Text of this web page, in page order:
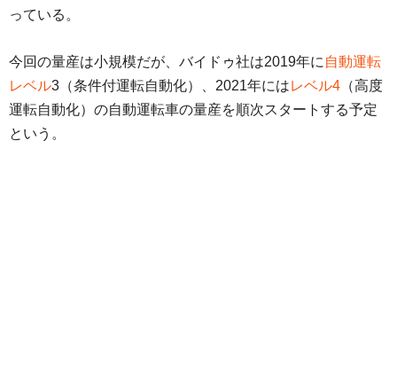
っている。
今回の量産は小規模だが、バイドゥ社は2019年に 自動運転
レベル3（条件付運転自動化）、2021年にはレベル4 （高度
運転自動化）の自動運転車の量産を順次スタートする予定
という。